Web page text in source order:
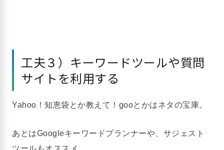
工夫３）キーワードツールや質問
サイトを利用する
Yahoo！知恵袋とか教えて！gooとかはネタの宝庫。
あとはGoogleキーワードプランナーや、サジェスト
ツールもオススメ。